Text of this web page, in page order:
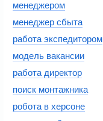
менеджером
менеджер сбыта
работа экспедитором
модель вакансии
работа директор
поиск монтажника
робота в херсоне